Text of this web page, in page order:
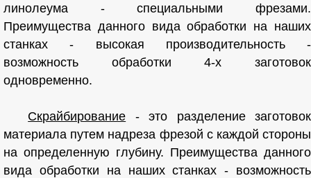
линолеума - специальными фрезами.
Преимущества данного вида обработки на наших
станках - высокая производительность -
возможность обработки 4-х заготовок
одновременно.
Скрайбирование - это разделение заготовок
материала путем надреза фрезой с каждой стороны
на определенную глубину. Преимущества данного
вида обработки на наших станках - возможность